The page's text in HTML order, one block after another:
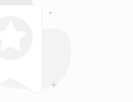
resultados anormais em
Galvus Met e insulina: